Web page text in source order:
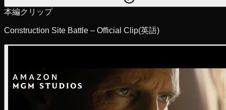
本編クリップ
Construction Site Battle – Official Clip(英語)